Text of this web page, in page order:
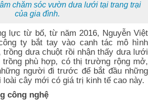
chăm sóc vườn dưa lưới tại trang trại
của gia đình.
lực từ bố, từ năm 2016, Nguyễn Việt
ty bắt tay vào canh tác mô hình
trồng dưa chuột rồi nhận thấy dưa lưới
phù hợp, có thị trường rộng mở,
người đi trước để bắt đầu những
cây mới có giá trị kinh tế cao này.
công nghệ